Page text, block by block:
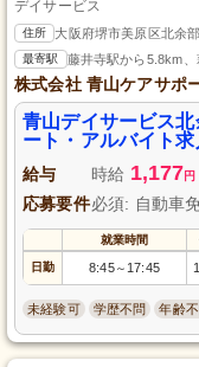
デイサービス
住所 大阪府堺市美原区北余
最寄駅 藤井寺駅から5.8km
株式会社 青山ケアサポ
青山デイサービス
ート・アルバイト求
給与 時給 1,177円
応募要件必須: 自動車
就業時間
日勤 8:45～ 17:45
未経験可 学歴不問 年齢